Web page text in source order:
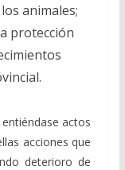
animales;
protección
actos
acciones que
deterioro de